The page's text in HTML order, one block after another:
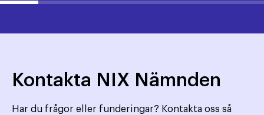
Kontakta NIX Nämnden
Har du frågor eller funderingar? Kontakta oss så